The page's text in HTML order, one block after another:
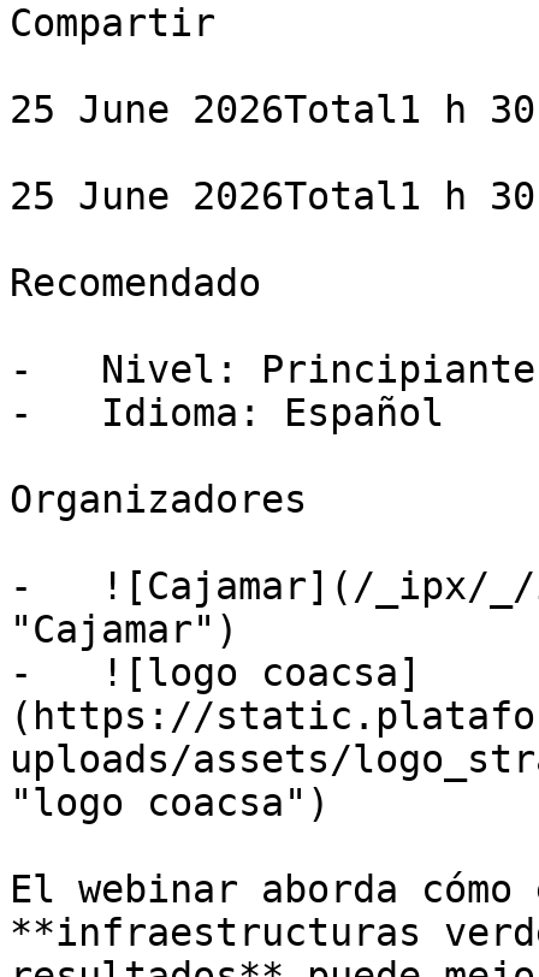
Compartir
25 June 2026Total1 h
25 June 2026Total1 h
Recomendado
-   Nivel: Principiante
-   Idioma: Español
Organizadores
-   ![Cajamar](/_ipx/_/
"Cajamar")
-   ![logo coacsa]
(https://
uploads/assets/
"logo coacsa")
El webinar aborda
**infraestructuras